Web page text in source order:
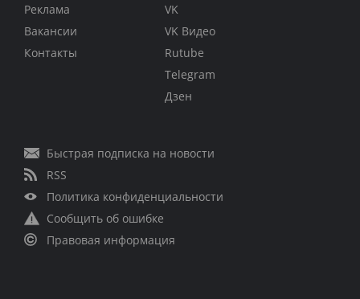
Реклама
Вакансии
Контакты
VK
VK Видео
Rutube
Telegram
Дзен
Быстрая подписка на новости
RSS
Политика конфиденциальности
Сообщить об ошибке
Правовая информация